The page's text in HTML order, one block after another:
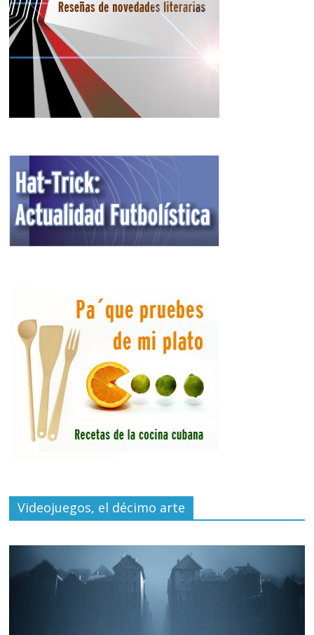
Videojuegos, el décimo arte